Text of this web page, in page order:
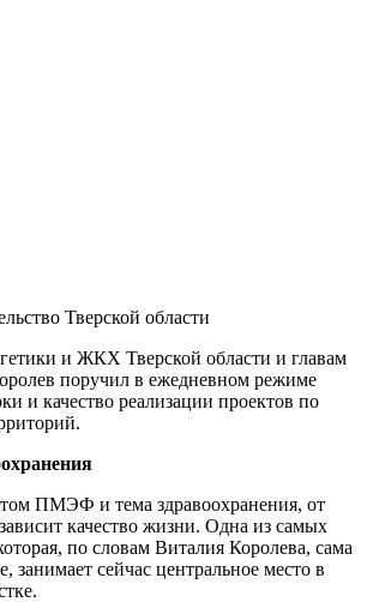
Тверской области
и ЖКХ Тверской области и главам
поручил в ежедневном режиме
и качество реализации проектов по
ПМЭФ и тема здравоохранения, от
качество жизни. Одна из самых
по словам Виталия Королева, сама
занимает сейчас центральное место в